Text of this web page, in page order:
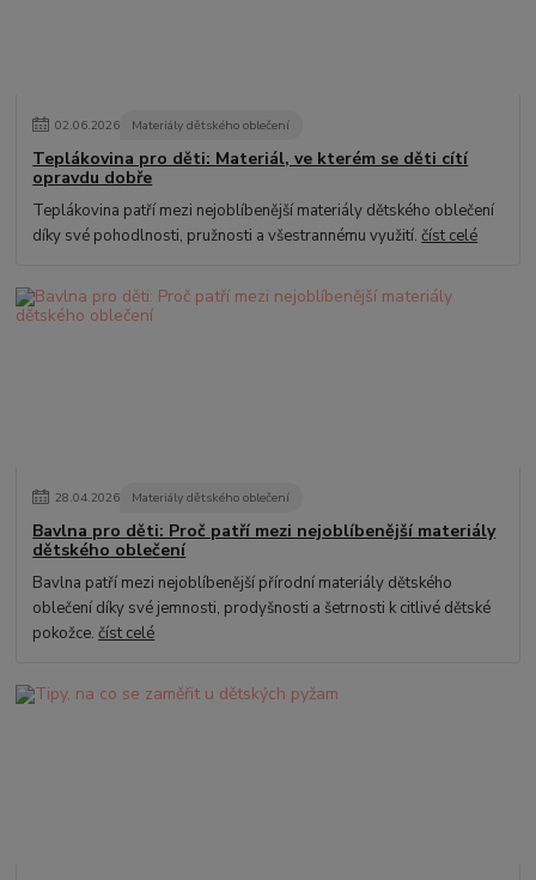
02.06.2026 Materiály dětského oblečení
Teplákovina pro děti: Materiál, ve kterém se děti cítí
opravdu dobře
Teplákovina patří mezi nejoblíbenější materiály dětského oblečení
díky své pohodlnosti, pružnosti a všestrannému využití.číst celé
28.04.2026 Materiály dětského oblečení
Bavlna pro děti: Proč patří mezi nejoblíbenější materiály
dětského oblečení
Bavlna patří mezi nejoblíbenější přírodní materiály dětského
oblečení díky své jemnosti, prodyšnosti a šetrnosti k citlivé dětské
pokožce.číst celé